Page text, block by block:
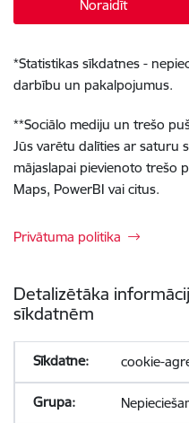
Noraidīt
*Statistikas sīkdatnes -
darbību un pakalpojumus.
**Sociālo mediju un trešo
Jūs varētu dalīties ar saturu
mājaslapai pievienoto trešo
Maps, PowerBI vai citus.
Privātuma politika
Detalizētāka
sīkdatnēm
cookie-